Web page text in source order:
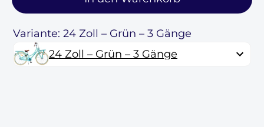
Variante: 24 Zoll – Grün – 3 Gänge
24 Zoll – Grün – 3 Gänge